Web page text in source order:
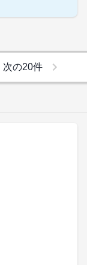
次の20件